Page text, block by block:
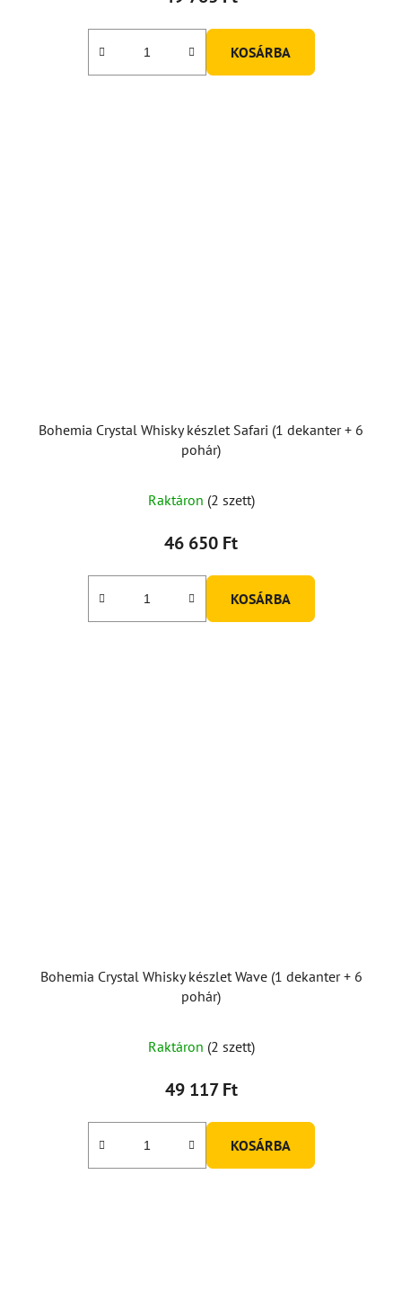
KOSÁRBA
Bohemia Crystal Whisky készlet Safari (1 dekanter + 6
pohár)
Raktáron (2 szett)
46 650 Ft
KOSÁRBA
Bohemia Crystal Whisky készlet Wave (1 dekanter + 6
pohár)
Raktáron (2 szett)
49 117 Ft
KOSÁRBA